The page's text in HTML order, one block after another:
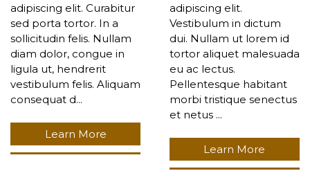
adipiscing elit. Curabitur
sed porta tortor. In a
sollicitudin felis. Nullam
diam dolor, congue in
ligula ut, hendrerit
vestibulum felis. Aliquam
consequat d...
Learn More
adipiscing elit.
Vestibulum in dictum
dui. Nullam ut lorem id
tortor aliquet malesuada
eu ac lectus.
Pellentesque habitant
morbi tristique senectus
et netus ...
Learn More